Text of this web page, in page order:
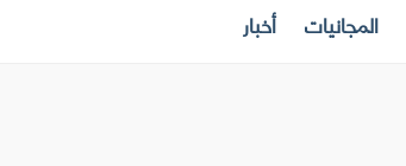
المجانيات أخبار